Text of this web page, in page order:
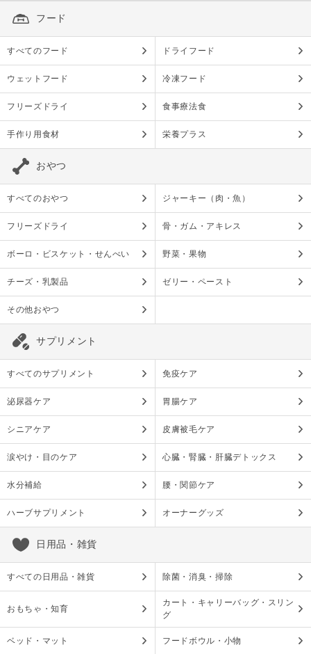
フード
すべてのフード ドライフード
ウェットフード 冷凍フード
フリーズドライ 食事療法食
手作り用食材 栄養プラス
おやつ
すべてのおやつ ジャーキー（肉・魚）
フリーズドライ 骨・ガム・アキレス
ボーロ・ビスケット・せんべい 野菜・果物
チーズ・乳製品 ゼリー・ペースト
その他おやつ
サプリメント
すべてのサプリメント 免疫ケア
泌尿器ケア 胃腸ケア
シニアケア 皮膚被毛ケア
涙やけ・目のケア 心臓・腎臓・肝臓デトックス
水分補給 腰・関節ケア
ハーブサプリメント オーナーグッズ
日用品・雑貨
すべての日用品・雑貨 除菌・消臭・掃除
おもちゃ・知育
カート・キャリーバッグ・スリン
グ
ベッド・マット フードボウル・小物